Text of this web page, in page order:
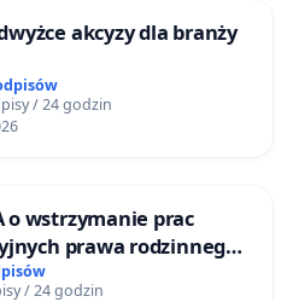
akcyzy dla branży
/ 24 godzin
o wstrzymanie prac
prawa rodzinnego
ofiary przemocy
/ 24 godzin